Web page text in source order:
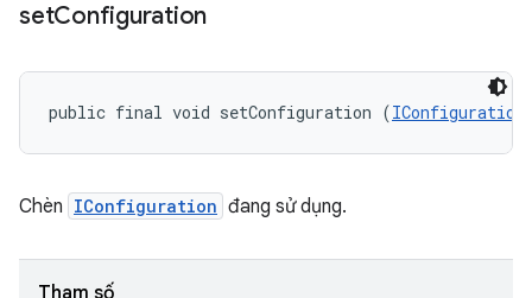
setConfiguration
public final void setConfiguration (IConfiguration
Chèn IConfiguration đang sử dụng.
Tham số